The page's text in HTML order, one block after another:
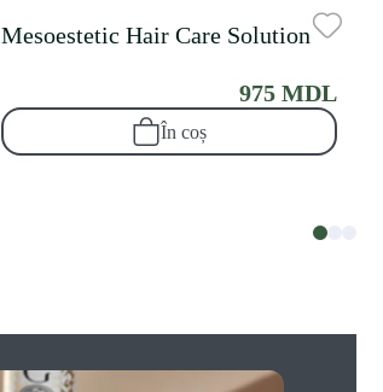
Mesoestetic Hair Care Solution
975 MDL
În coș